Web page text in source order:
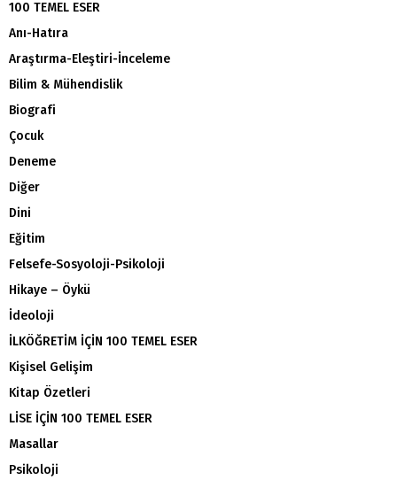
100 TEMEL ESER
Anı-Hatıra
Araştırma-Eleştiri-İnceleme
Bilim & Mühendislik
Biografi
Çocuk
Deneme
Diğer
Dini
Eğitim
Felsefe-Sosyoloji-Psikoloji
Hikaye – Öykü
İdeoloji
İLKÖĞRETİM İÇİN 100 TEMEL ESER
Kişisel Gelişim
Kitap Özetleri
LİSE İÇİN 100 TEMEL ESER
Masallar
Psikoloji